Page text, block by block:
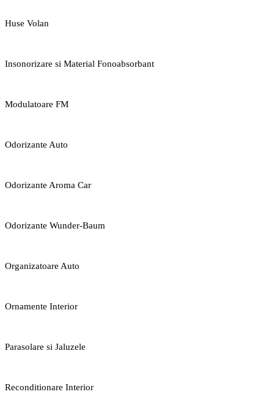
Huse Volan
Insonorizare si Material Fonoabsorbant
Modulatoare FM
Odorizante Auto
Odorizante Aroma Car
Odorizante Wunder-Baum
Organizatoare Auto
Ornamente Interior
Parasolare si Jaluzele
Reconditionare Interior